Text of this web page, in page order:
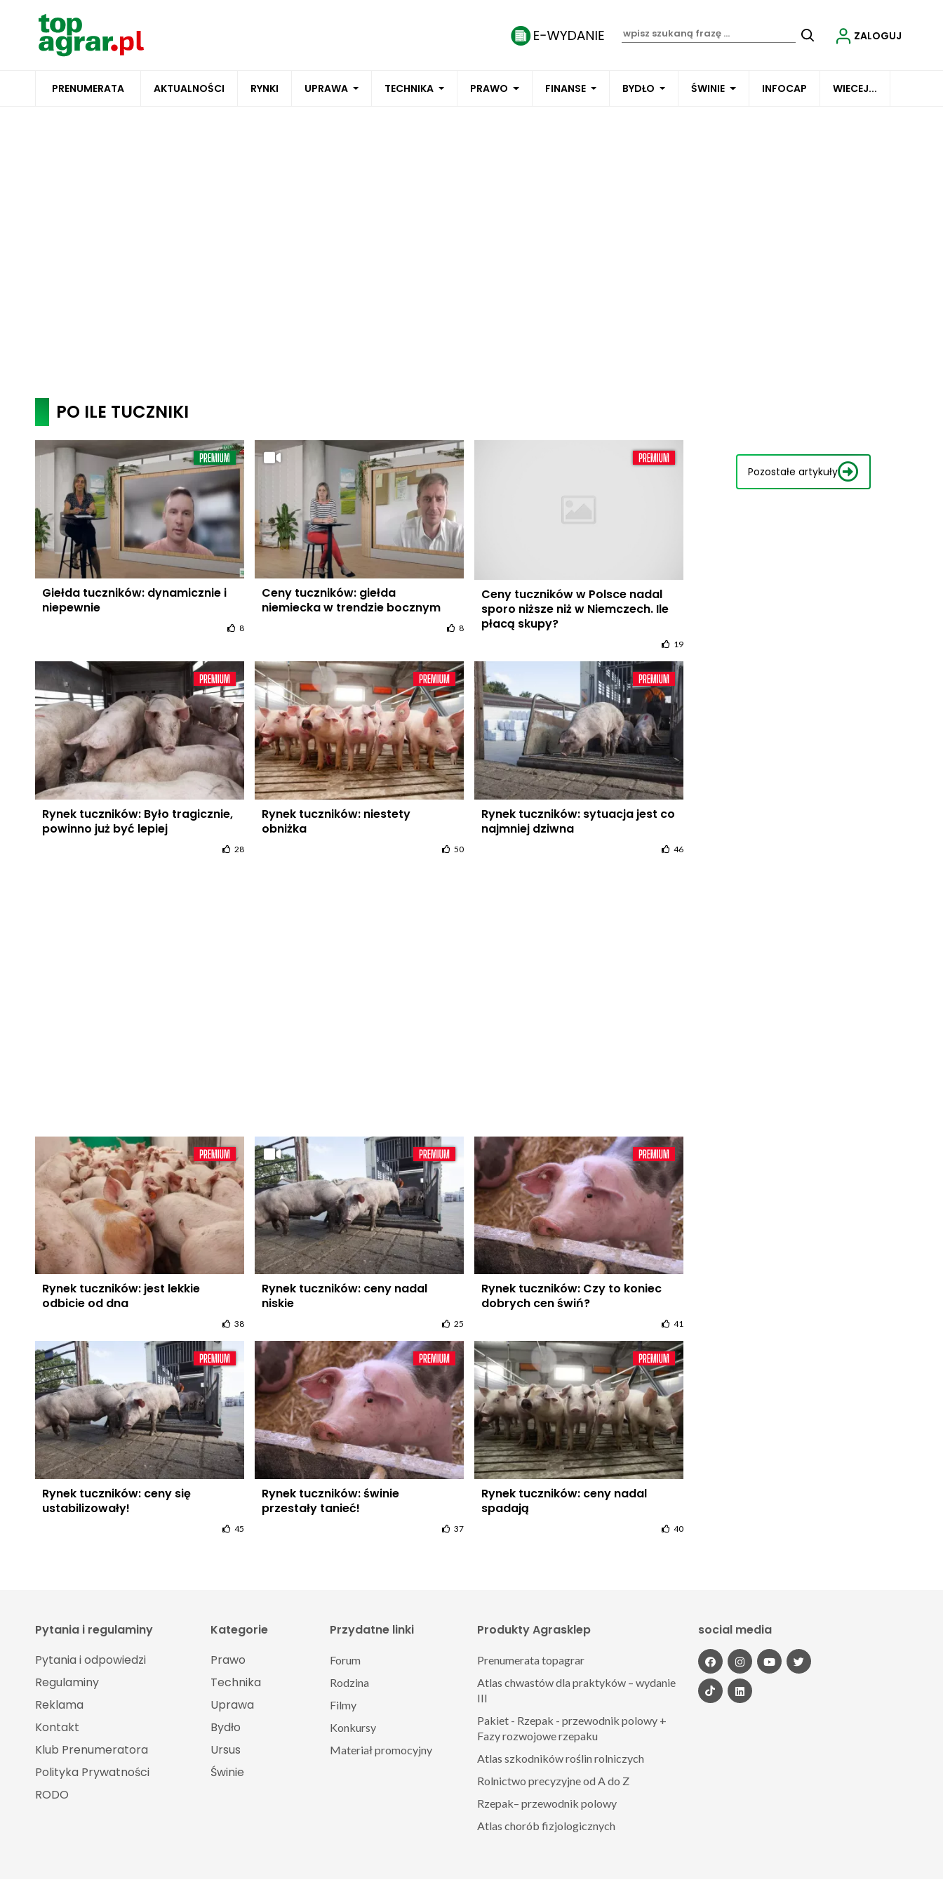
PRENUMERATA AKTUALNOŚCI RYNKI UPRAWA TECHNIKA PRAWO FINANSE BYDŁO ŚWINIE INFOCAP WIECEJ...
ZALOGUJ
PO ILE TUCZNIKI
Giełda tuczników: dynamicznie i
niepewnie
8
Ceny tuczników: giełda
niemiecka w trendzie bocznym
8
Ceny tuczników w Polsce nadal
sporo niższe niż w Niemczech. Ile
płacą skupy?
19
Rynek tuczników: Było tragicznie,
powinno już być lepiej
28
Rynek tuczników: niestety
obniżka
50
Rynek tuczników: sytuacja jest co
najmniej dziwna
46
Rynek tuczników: jest lekkie
odbicie od dna
38
Rynek tuczników: ceny nadal
niskie
25
Rynek tuczników: Czy to koniec
dobrych cen świń?
41
Rynek tuczników: ceny się
ustabilizowały!
45
Rynek tuczników: świnie
przestały tanieć!
37
Rynek tuczników: ceny nadal
spadają
40
Pozostałe artykuły
Pytania i regulaminy
Pytania i odpowiedzi
Regulaminy
Reklama
Kontakt
Klub Prenumeratora
Polityka Prywatności
RODO
Kategorie
Prawo
Technika
Uprawa
Bydło
Ursus
Świnie
Produkty Agrasklep
Prenumerata topagrar
Atlas chwastów dla praktyków – wydanie
III
Pakiet - Rzepak - przewodnik polowy +
Fazy rozwojowe rzepaku
Atlas szkodników roślin rolniczych
Rolnictwo precyzyjne od A do Z
Rzepak– przewodnik polowy
Atlas chorób fizjologicznych
Przydatne linki
Forum
Rodzina
Filmy
Konkursy
Materiał promocyjny
social media